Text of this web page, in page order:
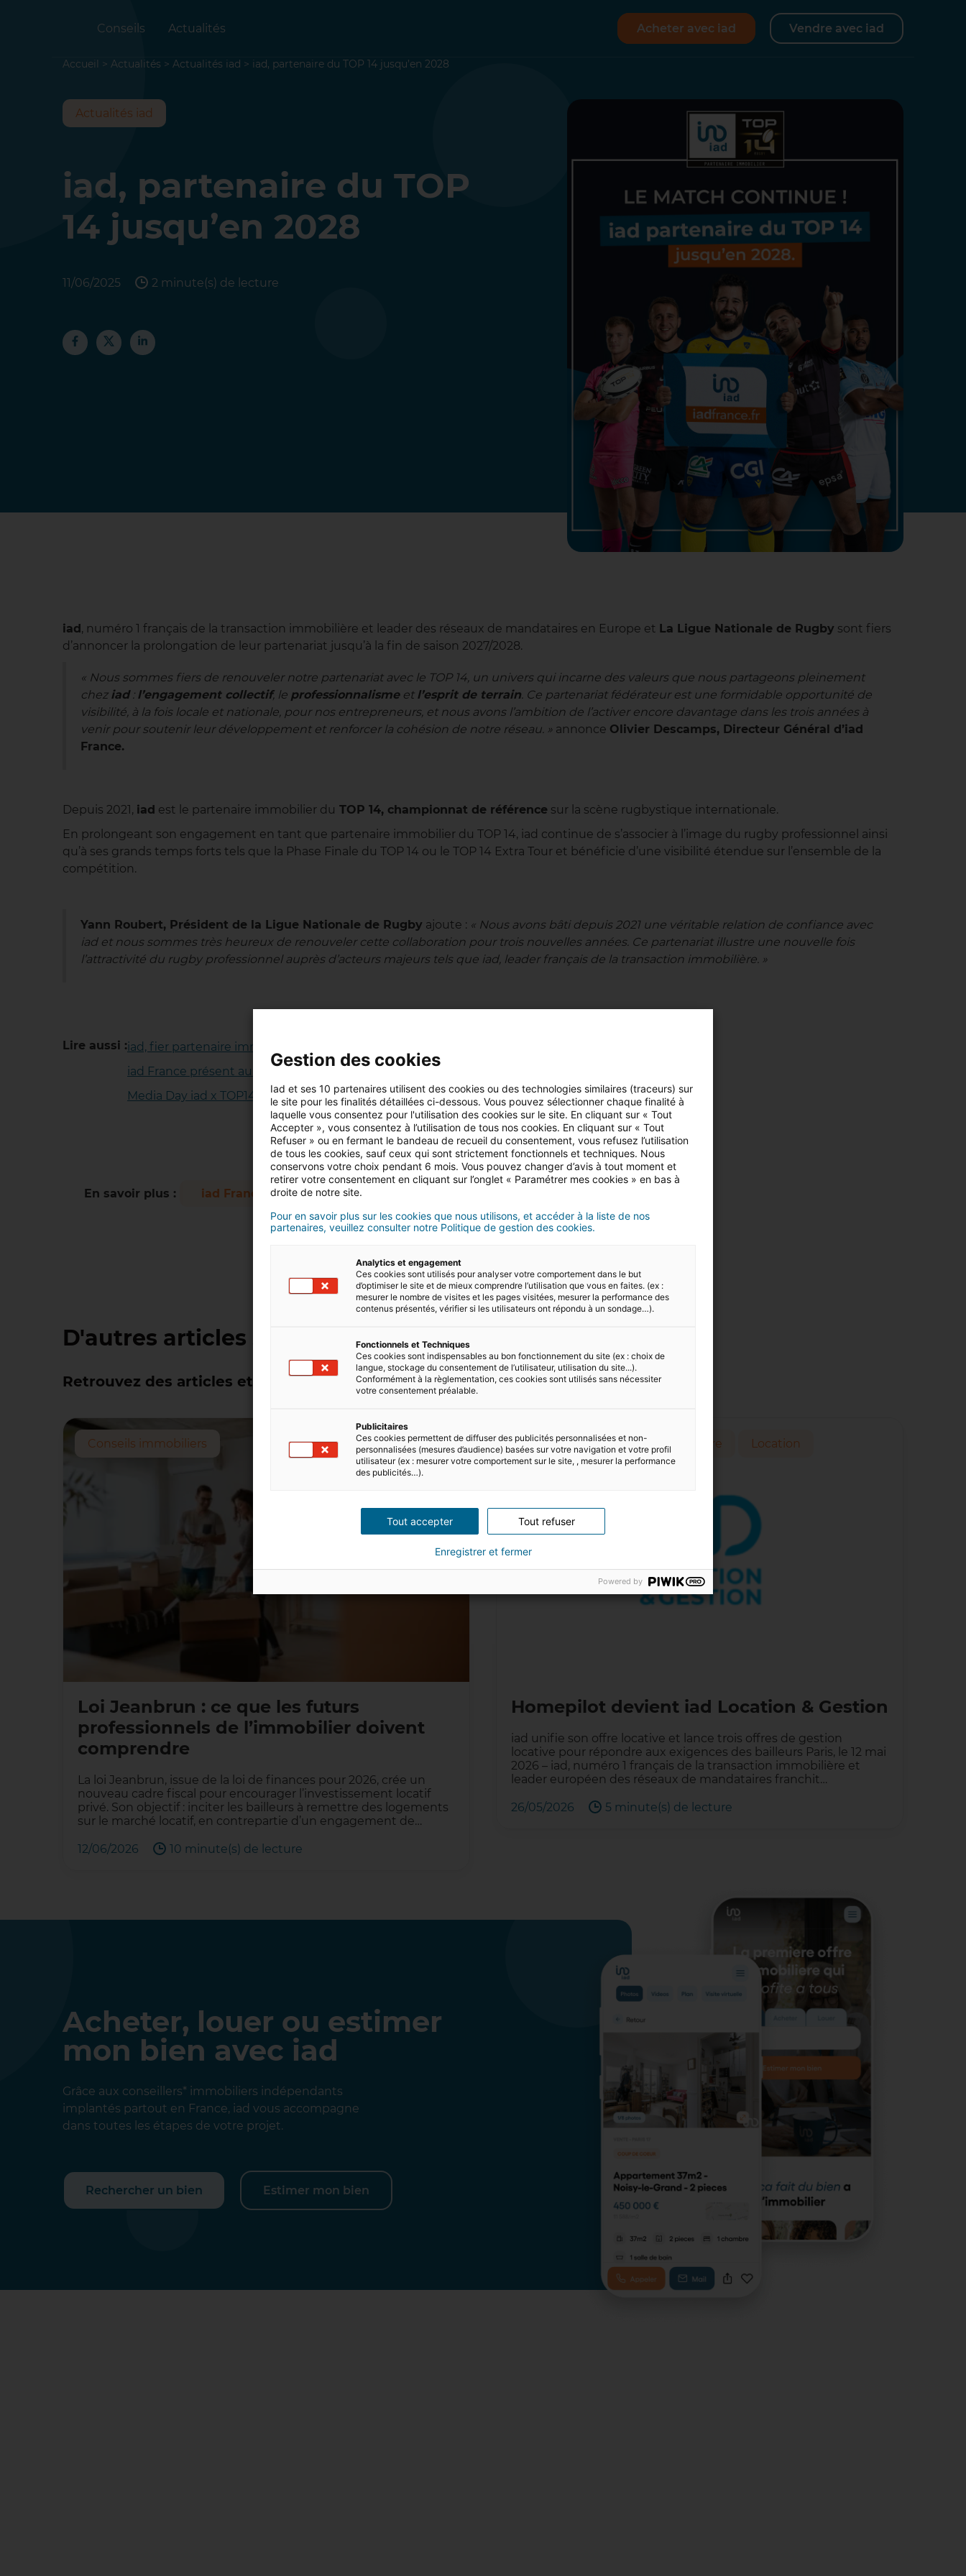
Conseils Actualités Acheter avec iad Vendre avec iad
Accueil > Actualités > Actualités iad > iad, partenaire du TOP 14 jusqu’en 2028
iad, partenaire du TOP
14 jusqu’en 2028
11/06/2025 2 minute(s) de lecture
Actualités iad
iad, numéro 1 français de la transaction immobilière et leader des réseaux de mandataires en Europe et La Ligue Nationale de Rugby sont fiers
d’annoncer la prolongation de leur partenariat jusqu’à la fin de saison 2027/2028.
« Nous sommes fiers de renouveler notre partenariat avec le TOP 14, un univers qui incarne des valeurs que nous partageons pleinement
chez iad: l’engagement collectif, le professionnalismeet l’esprit de terrain. Ce partenariat fédérateur est une formidable opportunité de
visibilité, à la fois locale et nationale, pour nos entrepreneurs, et nous avons l’ambition de l’activer encore davantage dans les trois années à
venir pour soutenir leur développement et renforcer la cohésion de notre réseau. » annonce Olivier Descamps, Directeur Général d’iad
France.
Depuis 2021, iad est le partenaire immobilier du TOP 14, championnat de référence sur la scène rugbystique internationale.
En prolongeant son engagement en tant que partenaire immobilier du TOP 14, iad continue de s’associer à l’image du rugby professionnel ainsi
qu’à ses grands temps forts tels que la Phase Finale du TOP 14 ou le TOP 14 Extra Tour et bénéficie d’une visibilité étendue sur l’ensemble de la
compétition.
Yann Roubert, Président de la Ligue Nationale de Rugby ajoute : « Nous avons bâti depuis 2021 une véritable relation de confiance avec
iad et nous sommes très heureux de renouveler cette collaboration pour trois nouvelles années. Ce partenariat illustre une nouvelle fois
l’attractivité du rugby professionnel auprès d’acteurs majeurs tels que iad, leader français de la transaction immobilière. »
Lire aussi :iad, fier partenaire immobilier du TOP 14
iad France présent au TOP 14 Extra tour, le championnat de rugby de référence
Media Day iad x TOP14
En savoir plus : iad France Top 14
D'autres articles similaires
Retrouvez des articles et informations utiles
Conseils immobiliers
Loi Jeanbrun : ce que les futurs
professionnels de l’immobilier doivent
comprendre
La loi Jeanbrun, issue de la loi de finances pour 2026, crée un
nouveau cadre fiscal pour encourager l’investissement locatif
privé. Son objectif : inciter les bailleurs à remettre des logements
sur le marché locatif, en contrepartie d’un engagement de…
12/06/2026 10 minute(s) de lecture
Gestion locative & relation locataire Location
Homepilot devient iad Location & Gestion
iad unifie son offre locative et lance trois offres de gestion
locative pour répondre aux exigences des bailleurs Paris, le 12 mai
2026 – iad, numéro 1 français de la transaction immobilière et
leader européen des réseaux de mandataires franchit…
26/05/2026 5 minute(s) de lecture
Acheter, louer ou estimer
mon bien avec iad
Grâce aux conseillers* immobiliers indépendants
implantés partout en France, iad vous accompagne
dans toutes les étapes de votre projet.
Rechercher un bien Estimer mon bien
Gestion des cookies
Iad et ses 10 partenaires utilisent des cookies ou des technologies similaires (traceurs) sur
le site pour les finalités détaillées ci-dessous. Vous pouvez sélectionner chaque finalité à
laquelle vous consentez pour l'utilisation des cookies sur le site. En cliquant sur « Tout
Accepter », vous consentez à l’utilisation de tous nos cookies. En cliquant sur « Tout
Refuser » ou en fermant le bandeau de recueil du consentement, vous refusez l’utilisation
de tous les cookies, sauf ceux qui sont strictement fonctionnels et techniques. Nous
conservons votre choix pendant 6 mois. Vous pouvez changer d’avis à tout moment et
retirer votre consentement en cliquant sur l’onglet « Paramétrer mes cookies » en bas à
droite de notre site.
Pour en savoir plus sur les cookies que nous utilisons, et accéder à la liste de nos
partenaires, veuillez consulter notre Politique de gestion des cookies.
Analytics et engagement
Ces cookies sont utilisés pour analyser votre comportement dans le but
d’optimiser le site et de mieux comprendre l’utilisation que vous en faites. (ex :
mesurer le nombre de visites et les pages visitées, mesurer la performance des
contenus présentés, vérifier si les utilisateurs ont répondu à un sondage…).
Fonctionnels et Techniques
Ces cookies sont indispensables au bon fonctionnement du site (ex : choix de
langue, stockage du consentement de l’utilisateur, utilisation du site...).
Conformément à la règlementation, ces cookies sont utilisés sans nécessiter
votre consentement préalable.
Publicitaires
Ces cookies permettent de diffuser des publicités personnalisées et non-
personnalisées (mesures d’audience) basées sur votre navigation et votre profil
utilisateur (ex : mesurer votre comportement sur le site, , mesurer la performance
des publicités…).
Tout accepter Tout refuser
Enregistrer et fermer
Powered by